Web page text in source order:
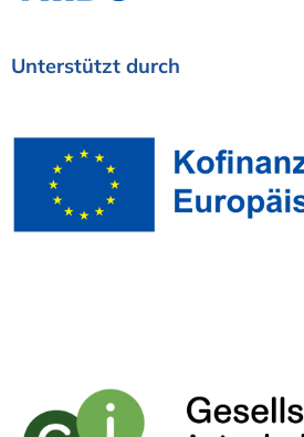
Unterstützt durch